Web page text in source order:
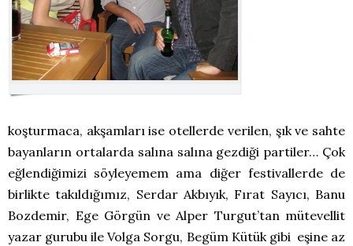
koşturmaca, akşamları ise otellerde verilen, şık ve sahte
bayanların ortalarda salına salına gezdiği partiler… Çok
eğlendiğimizi söyleyemem ama diğer festivallerde de
birlikte takıldığımız, Serdar Akbıyık, Fırat Sayıcı, Banu
Bozdemir, Ege Görgün ve Alper Turgut’tan mütevellit
yazar gurubu ile Volga Sorgu, Begüm Kütük gibi eşine az